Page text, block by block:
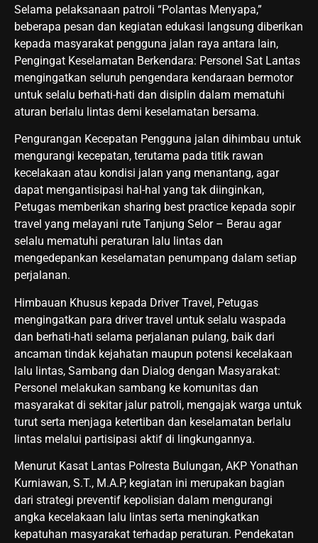
Selama pelaksanaan patroli “Polantas Menyapa,”
beberapa pesan dan kegiatan edukasi langsung diberikan
kepada masyarakat pengguna jalan raya antara lain,
Pengingat Keselamatan Berkendara: Personel Sat Lantas
mengingatkan seluruh pengendara kendaraan bermotor
untuk selalu berhati-hati dan disiplin dalam mematuhi
aturan berlalu lintas demi keselamatan bersama.
Pengurangan Kecepatan Pengguna jalan dihimbau untuk
mengurangi kecepatan, terutama pada titik rawan
kecelakaan atau kondisi jalan yang menantang, agar
dapat mengantisipasi hal-hal yang tak diinginkan,
Petugas memberikan sharing best practice kepada sopir
travel yang melayani rute Tanjung Selor – Berau agar
selalu mematuhi peraturan lalu lintas dan
mengedepankan keselamatan penumpang dalam setiap
perjalanan.
Himbauan Khusus kepada Driver Travel, Petugas
mengingatkan para driver travel untuk selalu waspada
dan berhati-hati selama perjalanan pulang, baik dari
ancaman tindak kejahatan maupun potensi kecelakaan
lalu lintas, Sambang dan Dialog dengan Masyarakat:
Personel melakukan sambang ke komunitas dan
masyarakat di sekitar jalur patroli, mengajak warga untuk
turut serta menjaga ketertiban dan keselamatan berlalu
lintas melalui partisipasi aktif di lingkungannya.
Menurut Kasat Lantas Polresta Bulungan, AKP Yonathan
Kurniawan, S.T., M.A.P, kegiatan ini merupakan bagian
dari strategi preventif kepolisian dalam mengurangi
angka kecelakaan lalu lintas serta meningkatkan
kepatuhan masyarakat terhadap peraturan. Pendekatan